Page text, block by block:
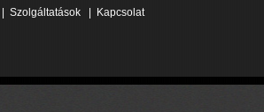
Szolgáltatások Kapcsolat